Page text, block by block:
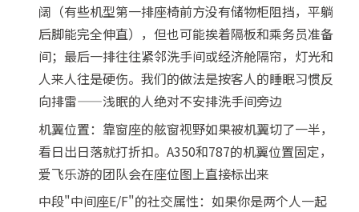
阔（有些机型第一排座椅前方没有储物柜阻挡，平躺
后脚能完全伸直），但也可能挨着隔板和乘务员准备
间；最后一排往往紧邻洗手间或经济舱隔帘，灯光和
人来人往是硬伤。我们的做法是按客人的睡眠习惯反
向排雷——浅眠的人绝对不安排洗手间旁边
机翼位置：靠窗座的舷窗视野如果被机翼切了一半，
看日出日落就打折扣。A350和787的机翼位置固定，
爱飞乐游的团队会在座位图上直接标出来
中段"中间座E/F"的社交属性：如果你是两个人一起